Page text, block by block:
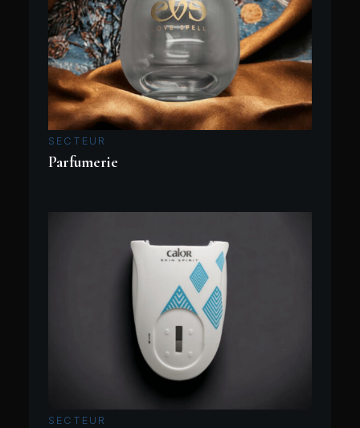
SECTEUR
Parfumerie
SECTEUR